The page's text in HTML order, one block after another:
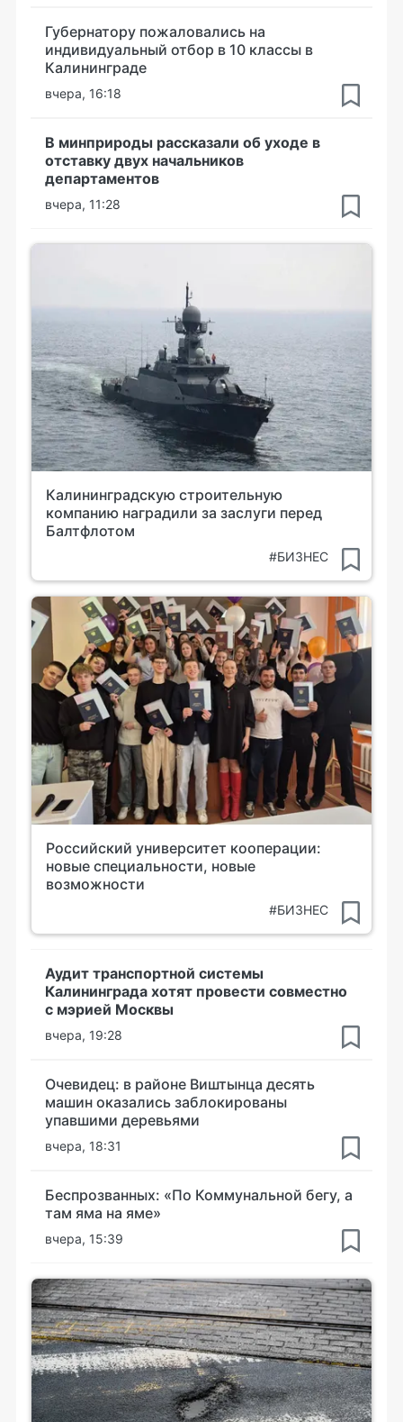
Губернатору пожаловались на
индивидуальный отбор в 10 классы в
Калининграде
вчера, 16:18
В минприроды рассказали об уходе в
отставку двух начальников
департаментов
вчера, 11:28
Калининградскую строительную
компанию наградили за заслуги перед
Балтфлотом
#БИЗНЕС
Российский университет кооперации:
новые специальности, новые
возможности
#БИЗНЕС
Аудит транспортной системы
Калининграда хотят провести совместно
с мэрией Москвы
вчера, 19:28
Очевидец: в районе Виштынца десять
машин оказались заблокированы
упавшими деревьями
вчера, 18:31
Беспрозванных: «По Коммунальной бегу, а
там яма на яме»
вчера, 15:39